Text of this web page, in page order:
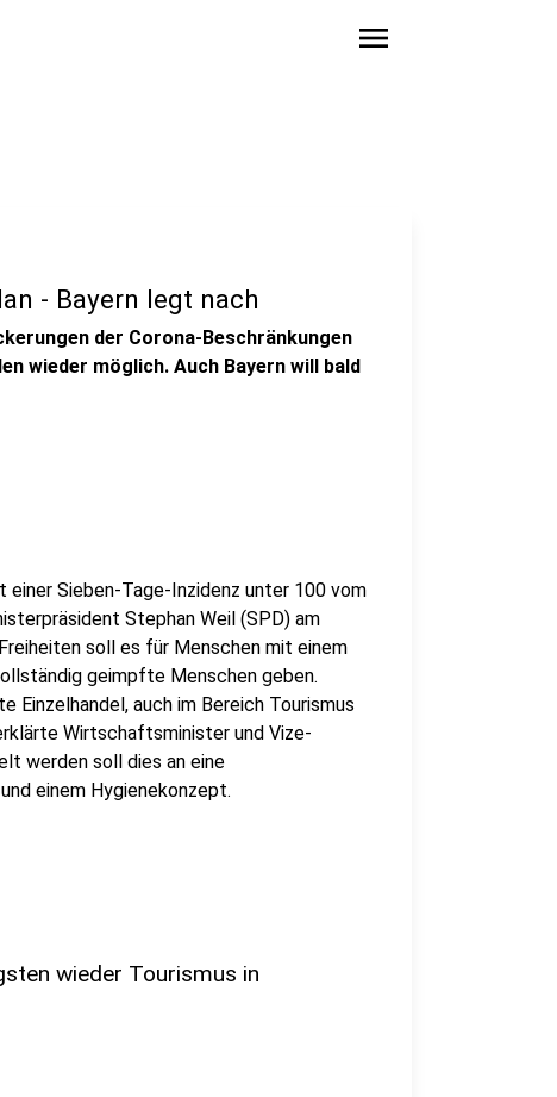
menu
- Bayern legt nach
der Corona-Beschränkungen
wieder möglich. Auch Bayern will bald
einer Sieben-Tage-Inzidenz unter 100 vom
Stephan Weil (SPD) am
soll es für Menschen mit einem
geimpfte Menschen geben.
auch im Bereich Tourismus
Wirtschaftsminister und Vize-
werden soll dies an eine
einem Hygienekonzept.
wieder Tourismus in